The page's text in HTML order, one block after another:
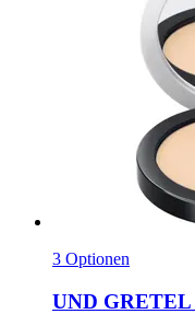
3 Optionen
UND GRETEL